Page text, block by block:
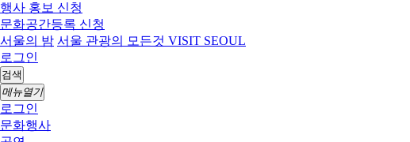
행사 홍보 신청
문화공간등록 신청
서울의 밤 서울 관광의 모든것 VISIT SEOUL
로그인
검색
메뉴열기
로그인
문화행사